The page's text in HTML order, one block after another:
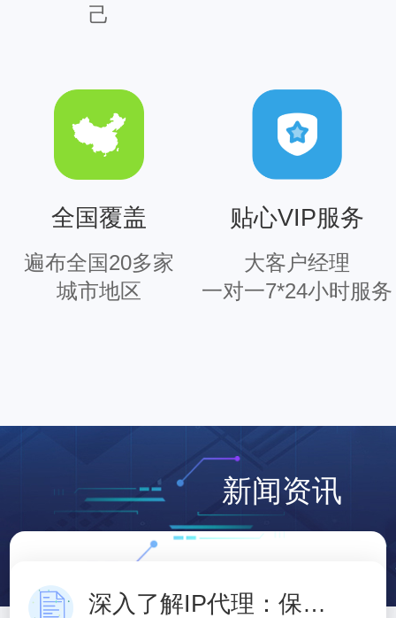
己
全国覆盖
遍布全国20多家
城市地区
贴心VIP服务
大客户经理
一对一7*24小时服务
新闻资讯
深入了解IP代理：保护隐私，访问自由